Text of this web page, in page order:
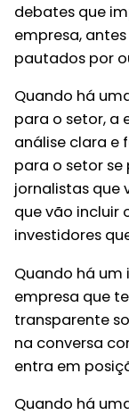
debates que
empresa,
pautados por
Quando há
para o setor, a
análise clara e
para o setor
jornalistas que
que vão incluir
investidores
Quando há
empresa que
transparente
na conversa
entra em
Quando há